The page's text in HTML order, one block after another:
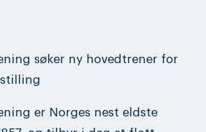
søker ny hovedtrener for
stilling
er Norges nest eldste